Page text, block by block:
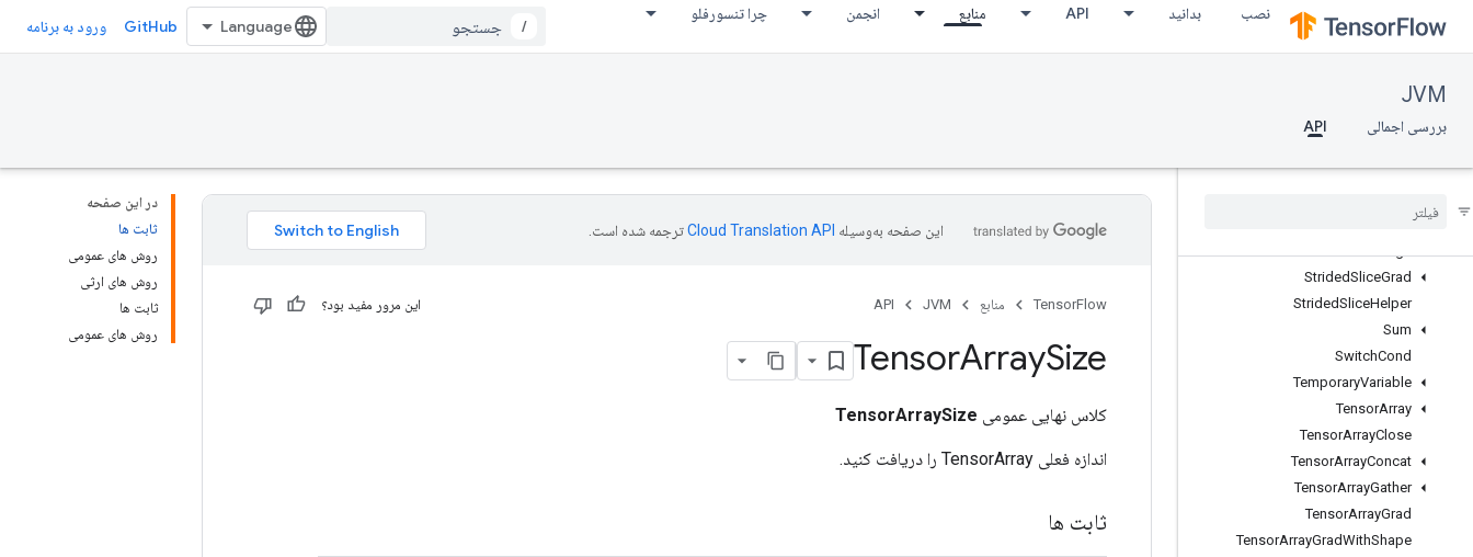
نصب بدانید API منابع انجمن چرا تنسورفلو
/
GitHub ورود به برنامه
JVM
بررسی اجمالی API
SplitV
Squeeze
StageClear
StageSize
StridedSliceGrad
StridedSliceHelper
Sum
SwitchCond
TemporaryVariable
TensorArray
TensorArrayClose
TensorArrayConcat
TensorArrayGather
TensorArrayGrad
TensorArrayGradWithShape
در این صفحه
ثابت ها
روش های عمومی
روش های ارثی
ثابت ها
روش های عمومی
این صفحه به‌وسیله ترجمه شده است.
TensorFlow منابع JVM
API این مرور مفید بود؟
TensorArraySize
کلاس نهایی عمومی TensorArraySize
اندازه فعلی TensorArray را دریافت کنید.
ثابت ها